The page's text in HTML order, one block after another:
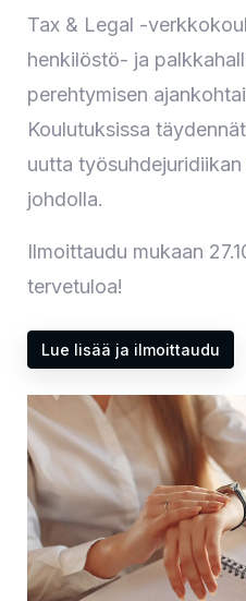
Tax & Legal -
henkilöstö- ja
perehtymisen
Koulutuksissa
uutta
johdolla.
Ilmoittaudu mukaan
tervetuloa!
Lue lisää ja ilmoittaudu